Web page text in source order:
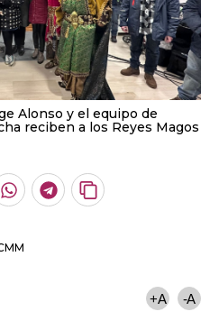
Alonso y el equipo de
reciben a los Reyes Magos
Whatsapp
Telegram
Copiar
+A -A